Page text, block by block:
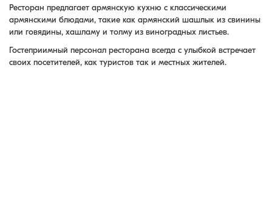
Ресторан предлагает армянскую кухню с классическими
армянскими блюдами, такие как армянский шашлык из свинины
или говядины, хашламу и толму из виноградных листьев.
Гостеприимный персонал ресторана всегда с улыбкой встречает
своих посетителей, как туристов так и местных жителей.